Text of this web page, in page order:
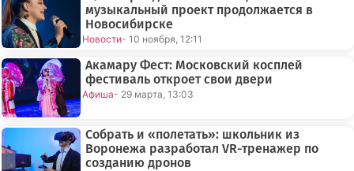
музыкальный проект продолжается в
Новосибирске
Новости- 10 ноября, 12:11
Акамару Фест: Московский косплей
фестиваль откроет свои двери
Афиша- 29 марта, 13:03
Собрать и «полетать»: школьник из
Воронежа разработал VR-тренажер по
созданию дронов